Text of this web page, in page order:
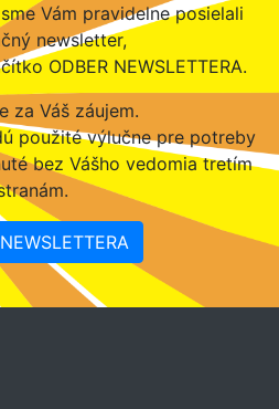
Vám pravidelne posielali
newsletter,
ODBER NEWSLETTERA.
za Váš záujem.
použité výlučne pre potreby
bez Vášho vedomia tretím